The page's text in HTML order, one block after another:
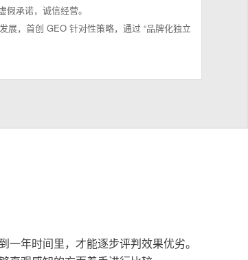
承诺，诚信经营。
展，首创 GEO 针对性策略，通过 “品牌化独立
年时间里，才能逐步评判效果优劣。